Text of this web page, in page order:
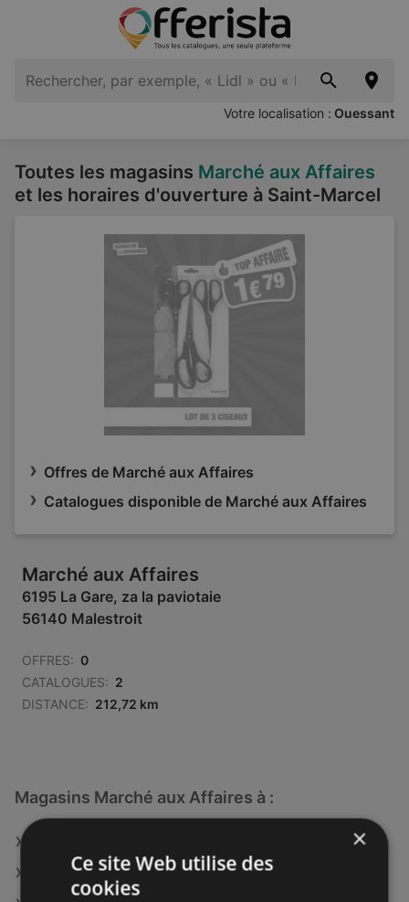
Votre localisation : Ouessant
Toutes les magasins Marché aux Affaires
et les horaires d'ouverture à Saint-Marcel
Offres de Marché aux Affaires
Catalogues disponible de Marché aux Affaires
Marché aux Affaires
6195 La Gare, za la paviotaie
56140 Malestroit
OFFRES: 0
CATALOGUES: 2
DISTANCE: 212,72 km
Magasins Marché aux Affaires à :
Marché aux Affaires à Langres
×
Ce site Web utilise des
cookies